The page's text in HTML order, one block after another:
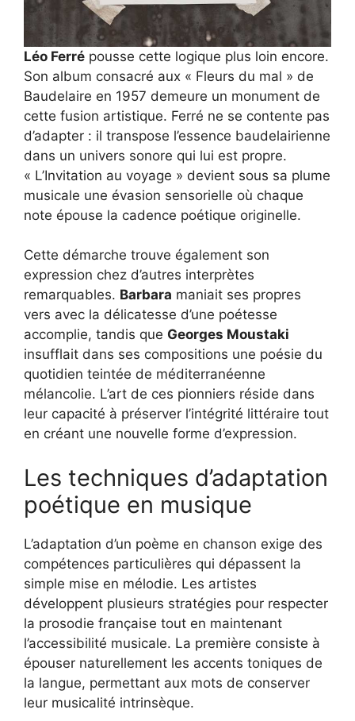
Léo Ferré pousse cette logique plus loin encore.
Son album consacré aux « Fleurs du mal » de
Baudelaire en 1957 demeure un monument de
cette fusion artistique. Ferré ne se contente pas
d’adapter : il transpose l’essence baudelairienne
dans un univers sonore qui lui est propre.
« L’Invitation au voyage » devient sous sa plume
musicale une évasion sensorielle où chaque
note épouse la cadence poétique originelle.
Cette démarche trouve également son
expression chez d’autres interprètes
remarquables. Barbara maniait ses propres
vers avec la délicatesse d’une poétesse
accomplie, tandis que Georges Moustaki
insufflait dans ses compositions une poésie du
quotidien teintée de méditerranéenne
mélancolie. L’art de ces pionniers réside dans
leur capacité à préserver l’intégrité littéraire tout
en créant une nouvelle forme d’expression.
Les techniques d’adaptation
poétique en musique
L’adaptation d’un poème en chanson exige des
compétences particulières qui dépassent la
simple mise en mélodie. Les artistes
développent plusieurs stratégies pour respecter
la prosodie française tout en maintenant
l’accessibilité musicale. La première consiste à
épouser naturellement les accents toniques de
la langue, permettant aux mots de conserver
leur musicalité intrinsèque.